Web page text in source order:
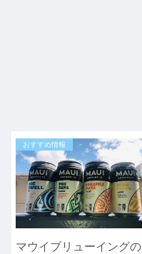
おすすめ情報
マウイブリューイングの